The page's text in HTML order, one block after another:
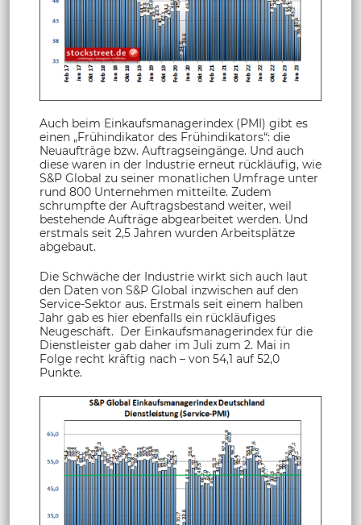
Auch beim Einkaufsmanagerindex (PMI) gibt es
einen „Frühindikator des Frühindikators“: die
Neuaufträge bzw. Auftragseingänge. Und auch
diese waren in der Industrie erneut rückläufig, wie
S&P Global zu seiner monatlichen Umfrage unter
rund 800 Unternehmen mitteilte. Zudem
schrumpfte der Auftragsbestand weiter, weil
bestehende Aufträge abgearbeitet werden. Und
erstmals seit 2,5 Jahren wurden Arbeitsplätze
abgebaut.
Die Schwäche der Industrie wirkt sich auch laut
den Daten von S&P Global inzwischen auf den
Service-Sektor aus. Erstmals seit einem halben
Jahr gab es hier ebenfalls ein rückläufiges
Neugeschäft. Der Einkaufsmanagerindex für die
Dienstleister gab daher im Juli zum 2. Mai in
Folge recht kräftig nach – von 54,1 auf 52,0
Punkte.